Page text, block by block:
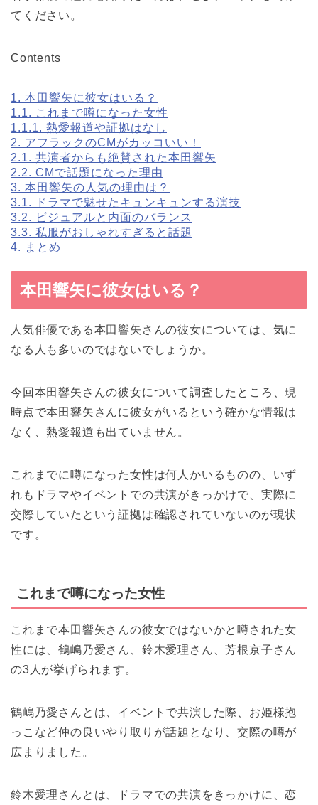
てください。
Contents
1. 本田響矢に彼女はいる？
1.1. これまで噂になった女性
1.1.1. 熱愛報道や証拠はなし
2. アフラックのCMがカッコいい！
2.1. 共演者からも絶賛された本田響矢
2.2. CMで話題になった理由
3. 本田響矢の人気の理由は？
3.1.
ドラマで魅せたキュンキュンする演技
3.2. ビジュアルと内面のバランス
3.3. 私服がおしゃれすぎると話題
4. まとめ
本田響矢に彼女はいる？
人気俳優である本田響矢さんの彼女については、気に
なる人も多いのではないでしょうか。
今回本田響矢さんの彼女について調査したところ、現
時点で本田響矢さんに彼女がいるという確かな情報は
なく、熱愛報道も出ていません。
これまでに噂になった女性は何人かいるものの、いず
れもドラマやイベントでの共演がきっかけで、実際に
交際していたという証拠は確認されていないのが現状
です。
これまで噂になった女性
これまで本田響矢さんの彼女ではないかと噂された女
性には、鶴嶋乃愛さん、鈴木愛理さん、芳根京子さん
の3人が挙げられます。
鶴嶋乃愛さんとは、イベントで共演した際、お姫様抱
っこなど仲の良いやり取りが話題となり、交際の噂が
広まりました。
鈴木愛理さんとは、ドラマでの共演をきっかけに、恋